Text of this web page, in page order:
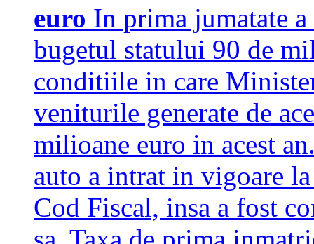
euro In prima jumatate
bugetul statului 90 de
conditiile in care
veniturile generate de
milioane euro in acest
auto a intrat in vigoare
Cod Fiscal, insa a fost